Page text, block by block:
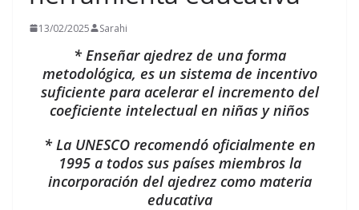
13/02/2025 Sarahi
* Enseñar ajedrez de una forma
metodológica, es un sistema de incentivo
suficiente para acelerar el incremento del
coeficiente intelectual en niñas y niños
* La UNESCO recomendó oficialmente en
1995 a todos sus países miembros la
incorporación del ajedrez como materia
educativa